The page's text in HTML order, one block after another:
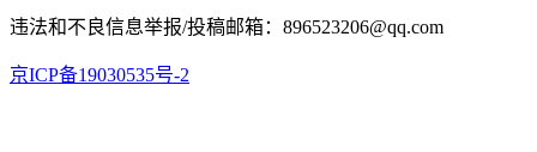
违法和不良信息举报/投稿邮箱：896523206@qq.com
京ICP备19030535号-2